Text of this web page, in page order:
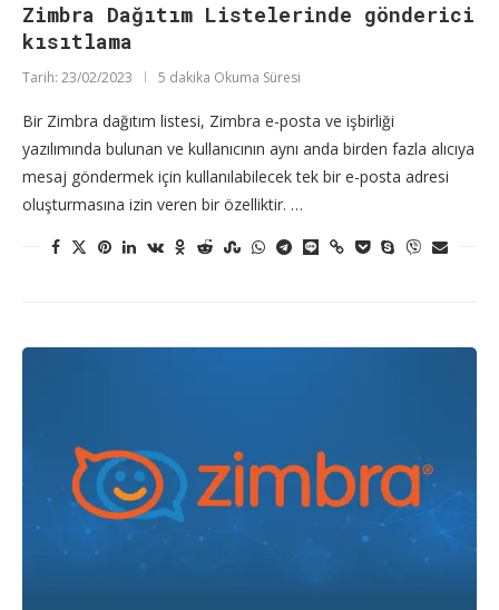
Zimbra Dağıtım Listelerinde gönderici
kısıtlama
Tarih: 23/02/2023 5 dakika Okuma Süresi
Bir Zimbra dağıtım listesi, Zimbra e-posta ve işbirliği
yazılımında bulunan ve kullanıcının aynı anda birden fazla alıcıya
mesaj göndermek için kullanılabilecek tek bir e-posta adresi
oluşturmasına izin veren bir özelliktir. …